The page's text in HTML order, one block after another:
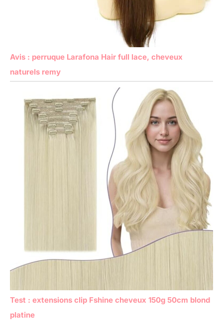
Avis : perruque Larafona Hair full lace, cheveux
naturels remy
Test : extensions clip Fshine cheveux 150g 50cm blond
platine